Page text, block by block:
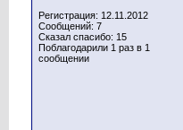
Регистрация: 12.11.2012
Сообщений: 7
Сказал спасибо: 15
Поблагодарили 1 раз в 1
сообщении